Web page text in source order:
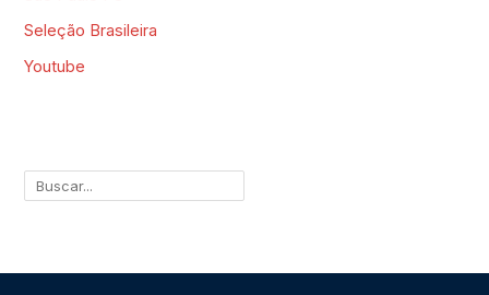
Seleção Brasileira
Youtube